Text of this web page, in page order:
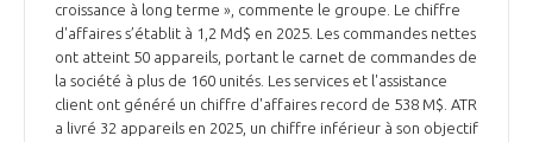
croissance à long terme », commente le groupe. Le chiffre
d'affaires s’établit à 1,2 Md$ en 2025. Les commandes nettes
ont atteint 50 appareils, portant le carnet de commandes de
la société à plus de 160 unités. Les services et l'assistance
client ont généré un chiffre d'affaires record de 538 M$. ATR
a livré 32 appareils en 2025, un chiffre inférieur à son objectif